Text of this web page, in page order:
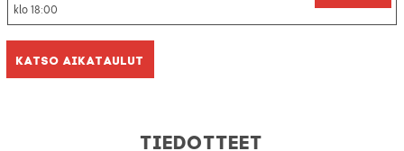
18:00
Katso aikataulut
Tiedotteet